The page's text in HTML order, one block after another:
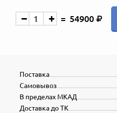
54900
Поставка
Самовывоз
В пределах МКАД
Доставка до ТК